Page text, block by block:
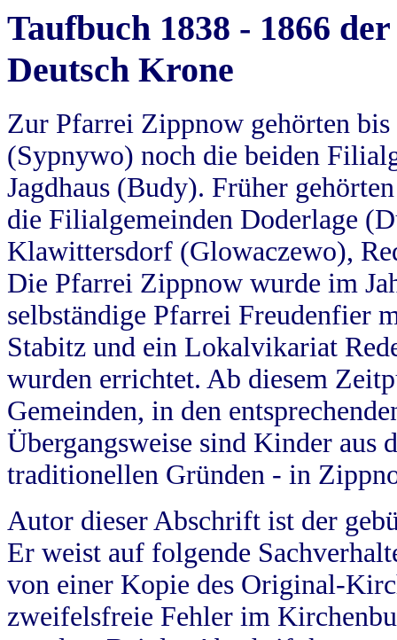
Taufbuch 1838 - 1866
Deutsch Krone
Zur Pfarrei Zippnow gehörten
(Sypnywo) noch die beiden
Jagdhaus (Budy). Früher
die Filialgemeinden Doderlage
Klawittersdorf (Glowaczewo),
Die Pfarrei Zippnow wurde im
selbständige Pfarrei Freudenfier
Stabitz und ein Lokalvikariat
wurden errichtet. Ab diesem
Gemeinden, in den
Übergangsweise sind Kinder aus
traditionellen Gründen - in
Autor dieser Abschrift ist der
Er weist auf folgende
von einer Kopie des Original-
zweifelsfreie Fehler im